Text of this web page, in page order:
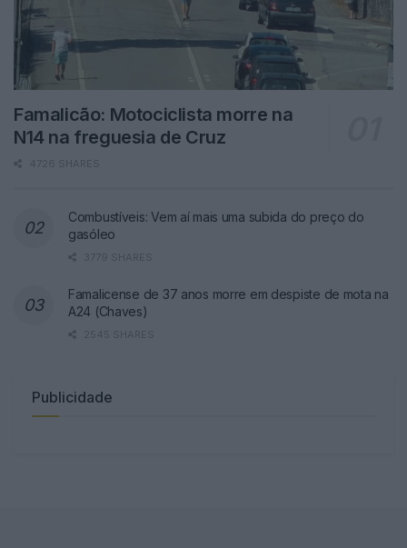
Famalicão: Motociclista morre na
N14 na freguesia de Cruz
4726 SHARES
Combustíveis: Vem aí mais uma subida do preço do
gasóleo
3779 SHARES
Famalicense de 37 anos morre em despiste de mota na
A24 (Chaves)
2545 SHARES
Publicidade